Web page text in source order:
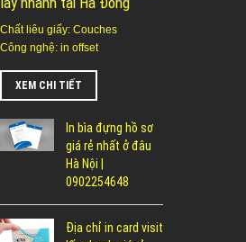
Chất liêu giấy: Couches
Công nghệ: in offset
XEM CHI TIẾT
In bìa đựng hồ sơ
giá rẻ nhất ở đâu
Hà Nội |
0902254648
Địa chỉ in card visit